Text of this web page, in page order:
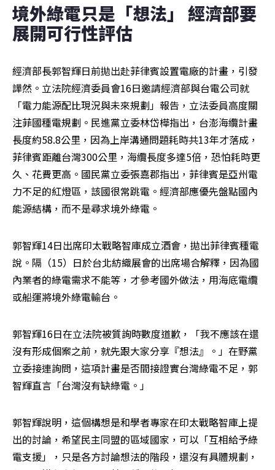
境外綠電只是「想法」 經濟部要
展開可行性評估
經濟部長郭智輝日前拋出赴菲律賓設置電廠的計畫，引發
譁然。立法院經濟委員會16日邀請經濟部與台電公司就
「電力能源配比現況與未來規劃」報告，立法委員高度關
注菲國種電規劃。民進黨立委林岱樺指出，台澎海纜計畫
長度約58.8公里，因為上岸溝通問題耗時共13年才落成，
菲律賓距離台灣300公里，海纜長度多達5倍，恐怕耗時更
久、花費更高。國民黨立委張嘉郡指出，菲律賓是亞州電
力不足的紅燈區，該國很常跳電。經濟部應優先盤點國內
能源結構，而不是尋求境外綠電。
郭智輝14日出席印太戰略智庫成立酒會，拋出菲律賓種電
說。隔（15）日於台北紡織展會的出席場合解釋，因為國
內業者的綠電需求不能等，才參考國外做法，用海底電纜
或船運將境外綠電輸台。
郭智輝16日在立法院被質詢時數度道歉，「我不應該在還
沒有形成個案之前，就先跟大家分享『想法』。」在野黨
立委接連詢問，這項計畫是否間接證實台灣綠電不足，郭
智輝直言「台灣沒有缺綠電。」
郭智輝說明，這個構想是和學者專家在印太戰略智庫上提
出的討論，希望民主同盟的區域國家，可以「互相給予綠
電支援」，只是各方討論想法的階段，還沒有具體規劃，